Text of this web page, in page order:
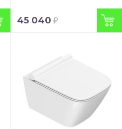
45 040